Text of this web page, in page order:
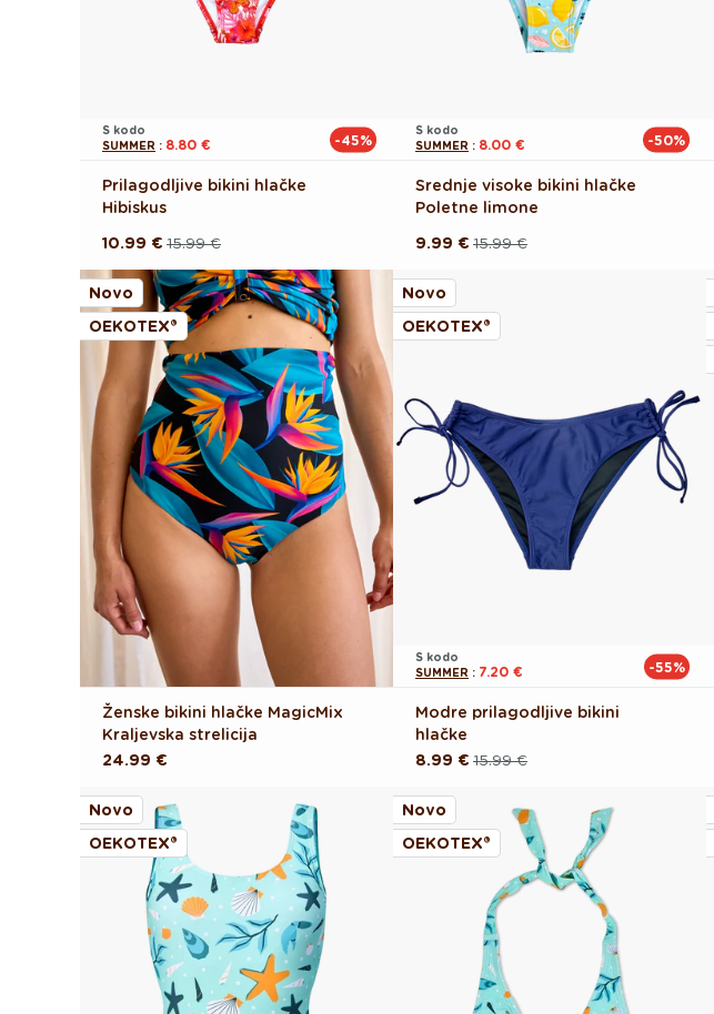
S kodo
SUMMER : 8.80 € -45%
Prilagodljive bikini hlačke
Hibiskus
Redna
15.99 €
Akcijska
10.99 €
S kodo
SUMMER : 8.00 € -50%
Srednje visoke bikini hlačke
Poletne limone
Redna 15.99 €
Akcijska
9.99 €
Novo
OEKOTEX®
Ženske bikini hlačke MagicMix
Kraljevska strelicija
Redna
24.99 €
Novo
OEKOTEX®
S kodo
SUMMER : 7.20 € -55%
Modre prilagodljive bikini
hlačke
Redna 15.99 €
Akcijska
8.99 €
Novo
OEKOTEX®
Novo
OEKOTEX®